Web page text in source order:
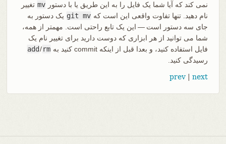
نمی کند که آیا شما یک فایل را به این طریق یا با دستور mv تغییر
نام دهید. تنها تفاوت واقعی این است که git mv یک دستور به
جای سه دستور است — این یک تابع راحتی است. مهمتر از همه،
شما می توانید از هر ابزاری که دوست دارید برای تغییر نام یک
فایل استفاده کنید، و بعدا قبل از اینکه commit کنید به
add /rm
رسیدگی کنید.
prev |next